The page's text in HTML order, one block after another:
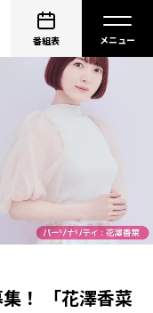
番組表
！ 「花澤香菜